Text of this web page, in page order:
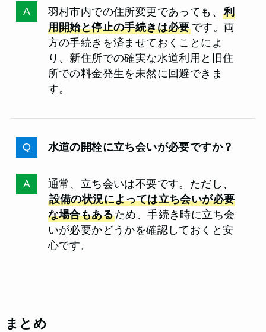
羽村市内での住所変更であっても、利
用開始と停止の手続きは必要です。両
方の手続きを済ませておくことによ
り、新住所での確実な水道利用と旧住
所での料金発生を未然に回避できま
す。
水道の開栓に立ち会いが必要ですか？
通常、立ち会いは不要です。ただし、
設備の状況によっては立ち会いが必要
な場合もあるため、手続き時に立ち会
いが必要かどうかを確認しておくと安
心です。
まとめ